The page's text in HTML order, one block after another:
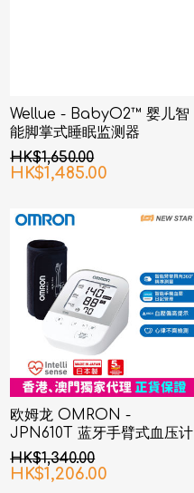
Wellue - BabyO2™ 婴儿智
能脚掌式睡眠监测器
HK$1,650.00
HK$1,485.00
欧姆龙 OMRON -
JPN610T 蓝牙手臂式血压计
HK$1,340.00
HK$1,206.00